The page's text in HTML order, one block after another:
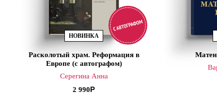
НОВИНКА
Расколотый храм. Реформация в
Европе (с автографом)
Серегина Анна
2 990